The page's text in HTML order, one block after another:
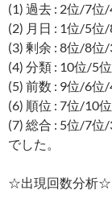
(1) 過去 : 2位/7
(2) 月日 : 1位/5
(3) 剰余 : 8位/8
(4) 分類 : 10位/5
(5) 前数 : 9位/6
(6) 順位 : 7位/10
(7) 総合 : 5位/7
でした。
☆出現回数分析☆